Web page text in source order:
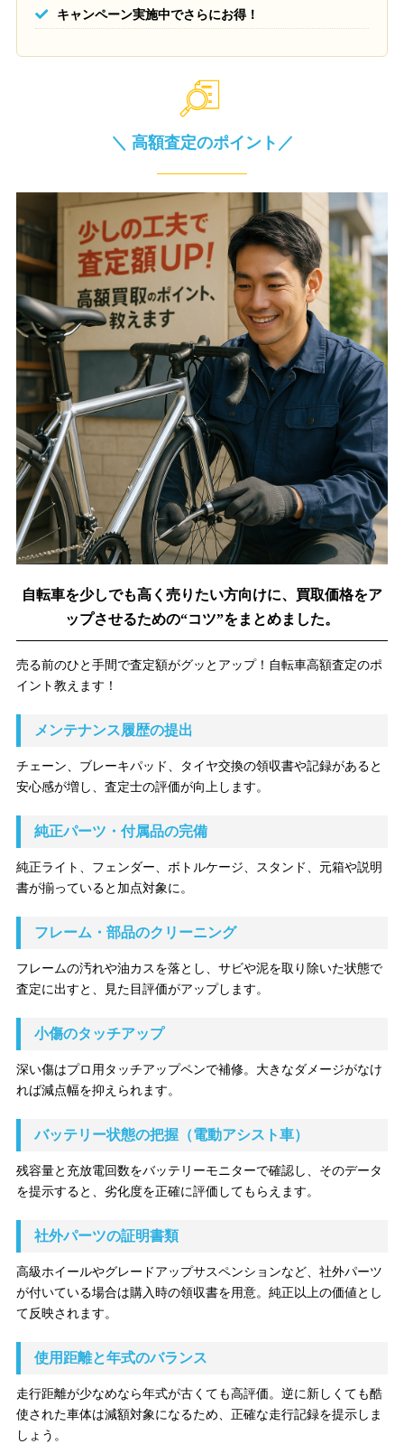
キャンペーン実施中でさらにお得！
＼ 高額査定のポイント／
自転車を少しでも高く売りたい方向けに、買取価格をア
ップさせるための“コツ”をまとめました。
売る前のひと手間で査定額がグッとアップ！自転車高額査定のポ
イント教えます！
メンテナンス履歴の提出
チェーン、ブレーキパッド、タイヤ交換の領収書や記録があると
安心感が増し、査定士の評価が向上します。
純正パーツ・付属品の完備
純正ライト、フェンダー、ボトルケージ、スタンド、元箱や説明
書が揃っていると加点対象に。
フレーム・部品のクリーニング
フレームの汚れや油カスを落とし、サビや泥を取り除いた状態で
査定に出すと、見た目評価がアップします。
小傷のタッチアップ
深い傷はプロ用タッチアップペンで補修。大きなダメージがなけ
れば減点幅を抑えられます。
バッテリー状態の把握（電動アシスト車）
残容量と充放電回数をバッテリーモニターで確認し、そのデータ
を提示すると、劣化度を正確に評価してもらえます。
社外パーツの証明書類
高級ホイールやグレードアップサスペンションなど、社外パーツ
が付いている場合は購入時の領収書を用意。純正以上の価値とし
て反映されます。
使用距離と年式のバランス
走行距離が少なめなら年式が古くても高評価。逆に新しくても酷
使された車体は減額対象になるため、正確な走行記録を提示しま
しょう。